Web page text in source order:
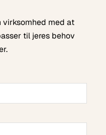
med at
til jeres behov